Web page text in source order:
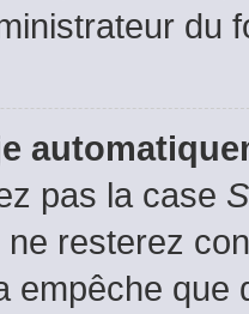
du
pas la case
resterez
empêche que